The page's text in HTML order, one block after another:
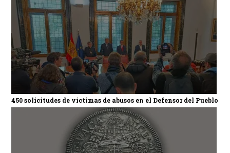
450 solicitudes de víctimas de abusos en el Defensor del Pueblo